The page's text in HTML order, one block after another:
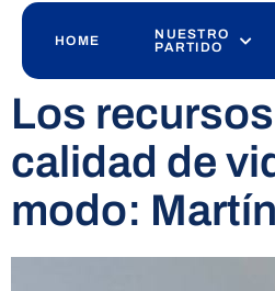
HOME
NUESTRO
PARTIDO
Los
calidad de
modo: